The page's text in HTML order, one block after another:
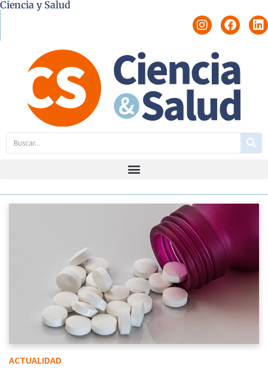
Ciencia y Salud
ACTUALIDAD